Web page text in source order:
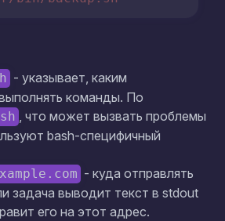
- указывает, каким
команды. По
, что может вызвать проблемы
bash-специфичный
- куда отправлять
задача выводит текст в stdout
его на этот адрес.